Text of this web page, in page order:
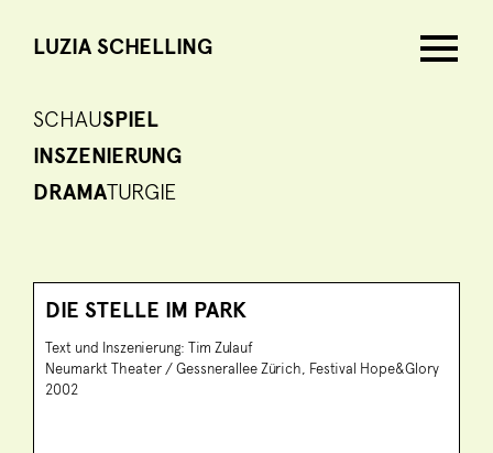
LUZIA SCHELLING
SCHAUSPIEL
INSZENIERUNG
DRAMATURGIE
DIE STELLE IM PARK
Text und Inszenierung: Tim Zulauf
Neumarkt Theater / Gessnerallee Zürich, Festival Hope&Glory
2002